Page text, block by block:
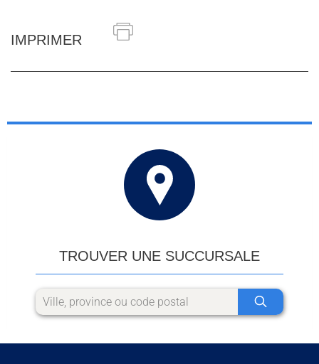
IMPRIMER
TROUVER UNE SUCCURSALE